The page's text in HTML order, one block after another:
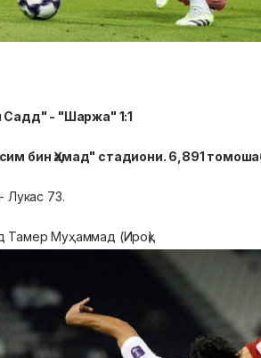
Садд" - "Шаржа" 1:1
бин Ҳамад" стадиони. 6,891
Лукас 73.
Тамер Муҳаммад (Ироқ).